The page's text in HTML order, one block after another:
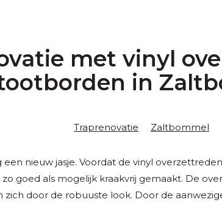
met vinyl
in
Traprenovatie Zaltbommel
nieuw jasje. Voordat de vinyl
goed als mogelijk kraakvrij gemaakt. De
door de robuuste look. Door de